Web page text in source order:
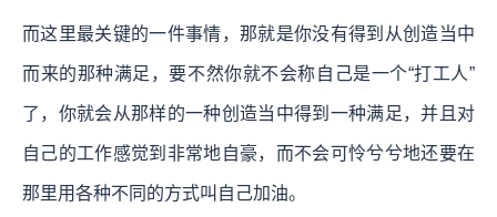
而这里最关键的一件事情，那就是你没有得到从创造当中
而来的那种满足，要不然你就不会称自己是一个“打工人”
了，你就会从那样的一种创造当中得到一种满足，并且对
自己的工作感觉到非常地自豪，而不会可怜兮兮地还要在
那里用各种不同的方式叫自己加油。